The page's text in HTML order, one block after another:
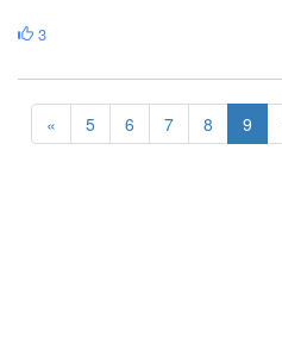
3
« 5 6 7 8 9